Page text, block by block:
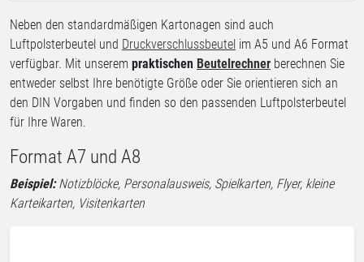
Neben den standardmäßigen Kartonagen sind auch
Luftpolsterbeutel und Druckverschlussbeutel im A5 und A6 Format
verfügbar. Mit unserem praktischen Beutelrechner berechnen Sie
entweder selbst Ihre benötigte Größe oder Sie orientieren sich an
den DIN Vorgaben und finden so den passenden Luftpolsterbeutel
für Ihre Waren.
Format A7 und A8
Beispiel:Notizblöcke, Personalausweis, Spielkarten, Flyer, kleine
Karteikarten, Visitenkarten